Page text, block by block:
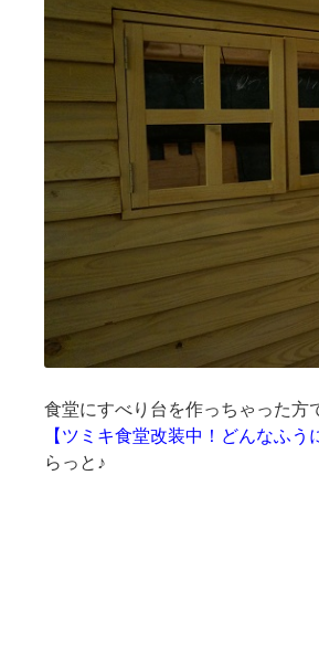
食堂にすべり台を作っちゃった方
【ツミキ食堂改装中！どんなふう
らっと♪